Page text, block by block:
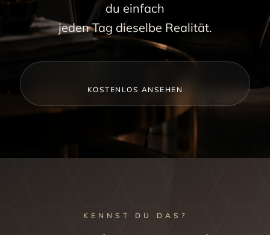
du einfach
jeden Tag dieselbe Realität.
KOSTENLOS ANSEHEN
KENNST DU DAS?